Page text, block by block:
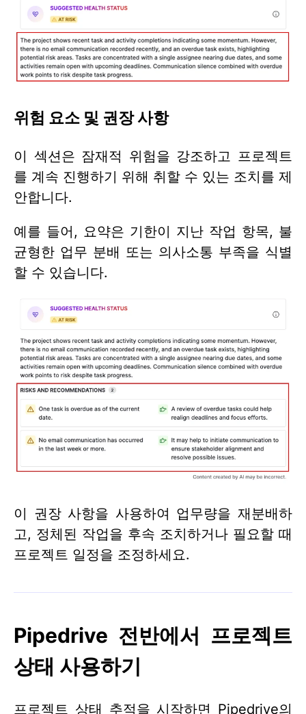
위험 요소 및 권장 사항
이 섹션은 잠재적 위험을 강조하고 프로젝트
를 계속 진행하기 위해 취할 수 있는 조치를 제
안합니다.
예를 들어, 요약은 기한이 지난 작업 항목, 불
균형한 업무 분배 또는 의사소통 부족을 식별
할 수 있습니다.
이 권장 사항을 사용하여 업무량을 재분배하
고, 정체된 작업을 후속 조치하거나 필요할 때
프로젝트 일정을 조정하세요.
Pipedrive 전반에서 프로젝트
상태 사용하기
프로젝트 상태 추적을 시작하면 Pipedrive의